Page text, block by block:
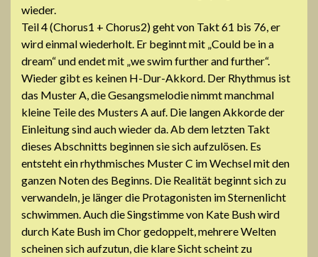
wieder.
Teil 4 (Chorus1 + Chorus2) geht von Takt 61 bis 76, er
wird einmal wiederholt. Er beginnt mit „Could be in a
dream“ und endet mit „we swim further and further“.
Wieder gibt es keinen H-Dur-Akkord. Der Rhythmus ist
das Muster A, die Gesangsmelodie nimmt manchmal
kleine Teile des Musters A auf. Die langen Akkorde der
Einleitung sind auch wieder da. Ab dem letzten Takt
dieses Abschnitts beginnen sie sich aufzulösen. Es
entsteht ein rhythmisches Muster C im Wechsel mit den
ganzen Noten des Beginns. Die Realität beginnt sich zu
verwandeln, je länger die Protagonisten im Sternenlicht
schwimmen. Auch die Singstimme von Kate Bush wird
durch Kate Bush im Chor gedoppelt, mehrere Welten
scheinen sich aufzutun, die klare Sicht scheint zu